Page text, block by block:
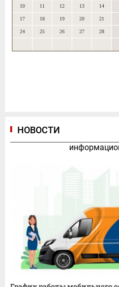
10 11 12 13 14
17 18 19 20 21
24 25 26 27 28
НОВОСТИ